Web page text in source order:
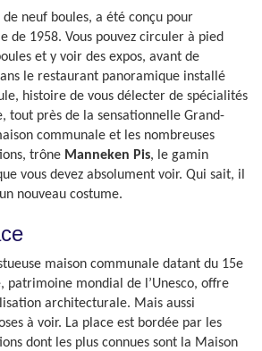
de neuf boules, a été conçu pour
de 1958. Vous pouvez circuler à pied
et y voir des expos, avant de
le restaurant panoramique installé
histoire de vous délecter de spécialités
tout près de la sensationnelle Grand-
communale et les nombreuses
trône Manneken Pis, le gamin
vous devez absolument voir. Qui sait, il
nouveau costume.
maison communale datant du 15e
patrimoine mondial de l’Unesco, offre
architecturale. Mais aussi
à voir. La place est bordée par les
dont les plus connues sont la Maison